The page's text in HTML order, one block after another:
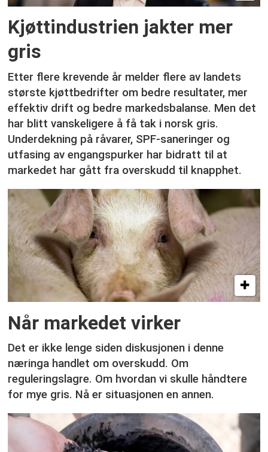
Kjøttindustrien jakter mer
gris
Etter flere krevende år melder flere av landets
største kjøttbedrifter om bedre resultater, mer
effektiv drift og bedre markedsbalanse. Men det
har blitt vanskeligere å få tak i norsk gris.
Underdekning på råvarer, SPF-saneringer og
utfasing av engangspurker har bidratt til at
markedet har gått fra overskudd til knapphet.
Når markedet virker
Det er ikke lenge siden diskusjonen i denne
næringa handlet om overskudd. Om
reguleringslagre. Om hvordan vi skulle håndtere
for mye gris. Nå er situasjonen en annen.